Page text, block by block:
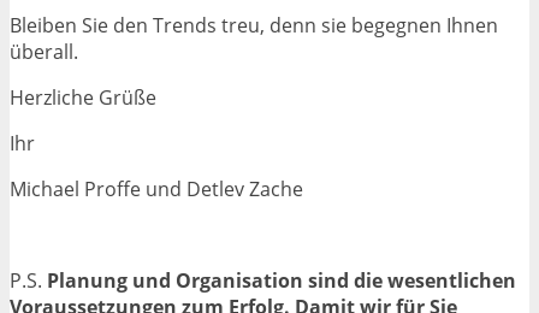
Bleiben Sie den Trends treu, denn sie begegnen Ihnen
überall.
Herzliche Grüße
Ihr
Michael Proffe und Detlev Zache
P.S. Planung und Organisation sind die wesentlichen
Voraussetzungen zum Erfolg. Damit wir für Sie